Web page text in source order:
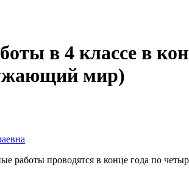
в 4 классе в
мир)
проводятся в конце года по